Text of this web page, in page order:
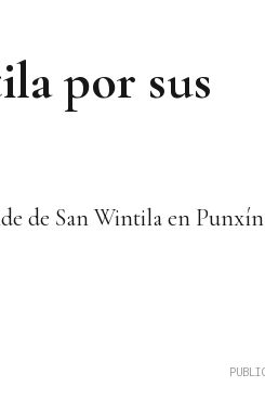
por sus
de San Wintila en Punxín